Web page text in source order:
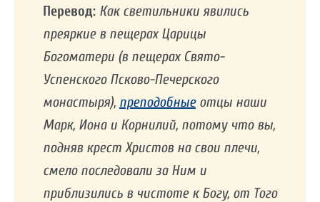
Перевод: Как светильники явились
преяркие в пещерах Царицы
Богоматери (в пещерах Свято-
Успенского Псково-Печерского
монастыря), преподобныеотцы наши
Марк, Иона и Корнилий, потому что вы,
подняв крест Христов на свои плечи,
смело последовали за Ним и
приблизились в чистоте к Богу, от Того